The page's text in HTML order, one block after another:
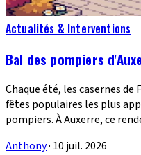
Actualités & Interventions
Bal des pompiers
Chaque été, les casernes
fêtes populaires les plus
pompiers. À Auxerre, ce
Anthony· 10 juil. 2026